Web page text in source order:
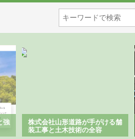
強
株式会社山形道路が手がける舗
装工事と土木技術の全容